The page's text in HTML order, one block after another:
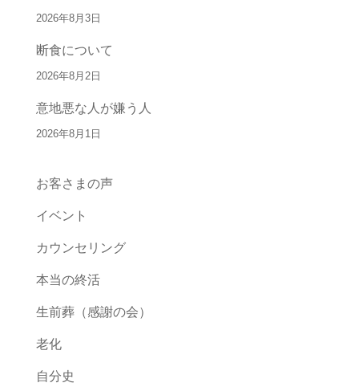
2026年8月3日
断食について
2026年8月2日
意地悪な人が嫌う人
2026年8月1日
お客さまの声
イベント
カウンセリング
本当の終活
生前葬（感謝の会）
老化
自分史